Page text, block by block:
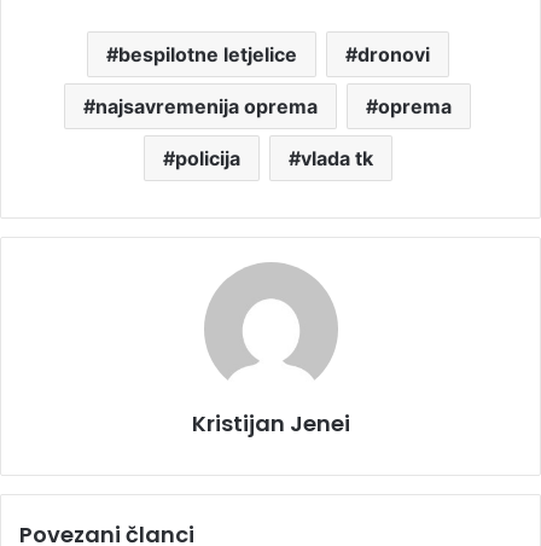
bespilotne letjelice dronovi
najsavremenija oprema oprema
policija vlada tk
Kristijan Jenei
Povezani članci